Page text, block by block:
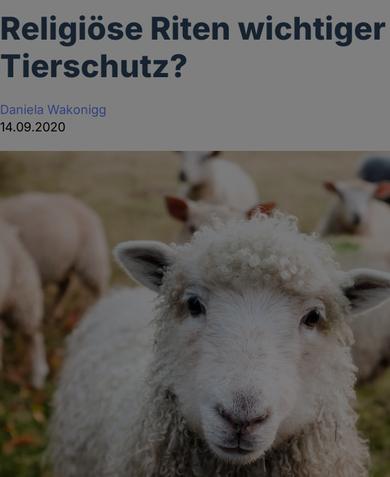
Religiöse Riten
Tierschutz?
Daniela Wakonigg
14.09.2020